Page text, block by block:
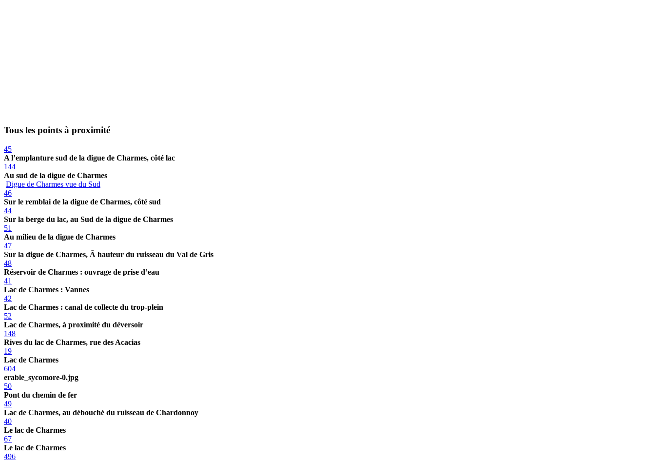
Tous les points à proximité
45
A l’emplanture sud de la digue de Charmes, côté lac
144
Au sud de la digue de Charmes
Digue de Charmes vue du Sud
46
Sur le remblai de la digue de Charmes, côté sud
44
Sur la berge du lac, au Sud de la digue de Charmes
51
Au milieu de la digue de Charmes
47
Sur la digue de Charmes, Ã hauteur du ruisseau du Val de Gris
48
Réservoir de Charmes : ouvrage de prise d’eau
41
Lac de Charmes : Vannes
42
Lac de Charmes : canal de collecte du trop-plein
52
Lac de Charmes, à proximité du déversoir
148
Rives du lac de Charmes, rue des Acacias
19
Lac de Charmes
604
erable_sycomore-0.jpg
50
Pont du chemin de fer
49
Lac de Charmes, au débouché du ruisseau de Chardonnoy
40
Le lac de Charmes
67
Le lac de Charmes
496